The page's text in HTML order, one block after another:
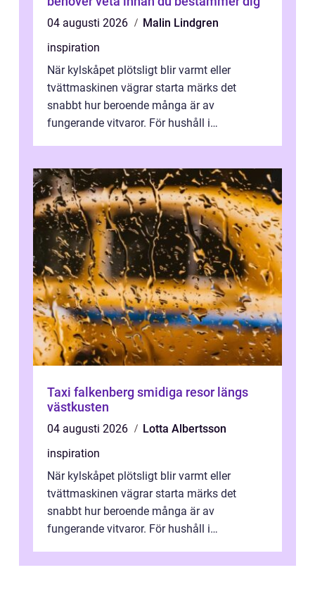
04 augusti 2026
Malin Lindgren
inspiration
När kylskåpet plötsligt blir varmt eller
tvättmaskinen vägrar starta märks det
snabbt hur beroende många är av
fungerande vitvaror. För hushåll i
Taxi falkenberg smidiga resor längs
västkusten
04 augusti 2026
Lotta Albertsson
inspiration
När kylskåpet plötsligt blir varmt eller
tvättmaskinen vägrar starta märks det
snabbt hur beroende många är av
fungerande vitvaror. För hushåll i
vitvaruservice en...